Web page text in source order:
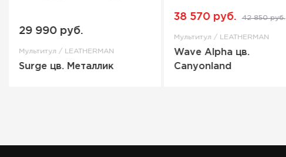
29 990 руб.
Мультитул / LEATHERMAN
Surge цв. Металлик
38 570 руб. 42 850 руб.
Мультитул / LEATHERMAN
Wave Alpha цв.
Canyonland